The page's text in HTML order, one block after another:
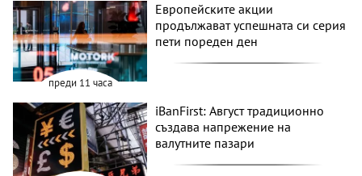
преди 11 часа
Европейските акции
продължават успешната си серия
пети пореден ден
iBanFirst: Август традиционно
създава напрежение на
валутните пазари